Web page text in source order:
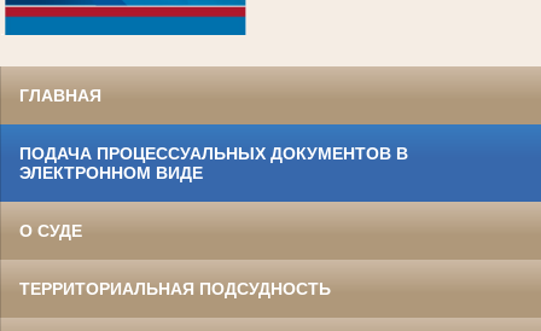
ГЛАВНАЯ
ПОДАЧА ПРОЦЕССУАЛЬНЫХ ДОКУМЕНТОВ В
ЭЛЕКТРОННОМ ВИДЕ
О СУДЕ
ТЕРРИТОРИАЛЬНАЯ ПОДСУДНОСТЬ